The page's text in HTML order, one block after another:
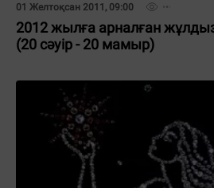
01 Желтоқсан 2011, 09:00
2012 жылға арналған
(20 сәуір - 20 мамыр)